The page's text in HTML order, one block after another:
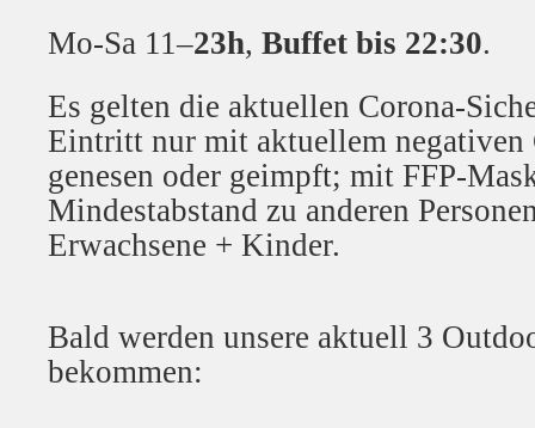
Mo-Sa 11–23h, Buffet bis 22:30.
Es gelten die aktuellen Corona-
Eintritt nur mit aktuellem negativen
genesen oder geimpft; mit FFP-
Mindestabstand zu anderen
Erwachsene + Kinder.
Bald werden unsere aktuell 3
bekommen: